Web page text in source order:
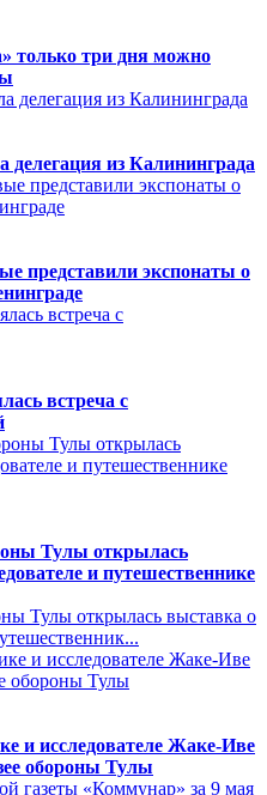
только три дня можно
из Калининграда
представили экспонаты о
встреча с
Тулы открылась
и путешественнике
Тулы открылась выставка о
и исследователе Жаке-Иве
обороны Тулы